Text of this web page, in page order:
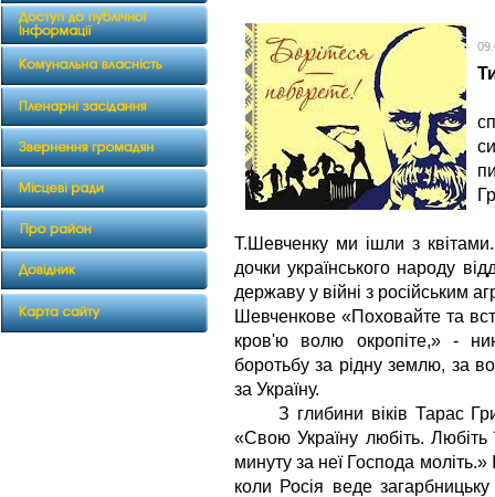
Т.Шевченку ми ішли з
дочки українського народу
державу у війні з російським
Шевченкове «Поховайте та
кров'ю волю окропіте,» -
боротьбу за рідну землю, за
за Україну.
З глибини віків Тарас
«Свою Україну любіть.
минуту за неї Господа
коли Росія веде